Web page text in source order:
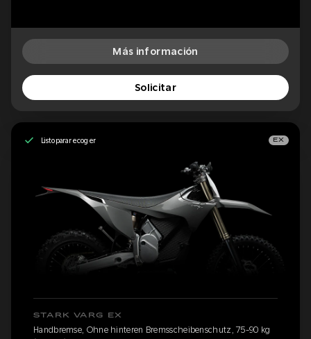
Más información
Solicitar
Listo para recoger EX
STARK VARG EX
Handbremse, Ohne hinteren Bremsscheibenschutz, 75-90 kg